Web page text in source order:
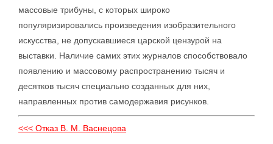
массовые трибуны, с которых широко
популяризировались произведения изобразительного
искусства, не допускавшиеся царской цензурой на
выставки. Наличие самих этих журналов способствовало
появлению и массовому распространению тысяч и
десятков тысяч специально созданных для них,
направленных против самодержавия рисунков.
<<< Отказ В. М. Васнецова